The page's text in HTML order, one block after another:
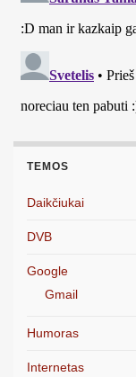
TEMOS
Daikčiukai
DVB
Google
Gmail
Humoras
Internetas